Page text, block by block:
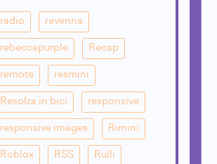
radio ravenna
rebeccapurple Recap
remote resmini
Resolza in bici responsive
responsive images Rimini
Roblox RSS Rulli